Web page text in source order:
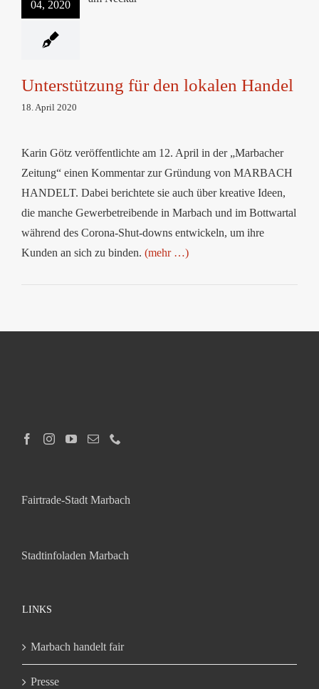
04, 2020
Unterstützung für den lokalen Handel
18. April 2020
Karin Götz veröffentlichte am 12. April in der „Marbacher
Zeitung“ einen Kommentar zur Gründung von MARBACH
HANDELT. Dabei berichtete sie auch über kreative Ideen,
die manche Gewerbetreibende in Marbach und im Bottwartal
während des Corona-Shut-downs entwickeln, um ihre
Kunden an sich zu binden. (mehr …)
Fairtrade-Stadt Marbach
Stadtinfoladen Marbach
LINKS
Marbach handelt fair
Presse